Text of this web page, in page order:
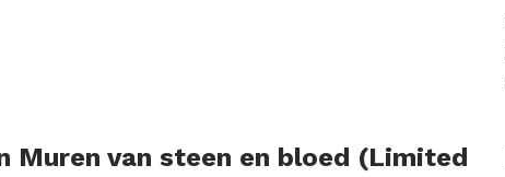
Muren van steen en bloed (Limited